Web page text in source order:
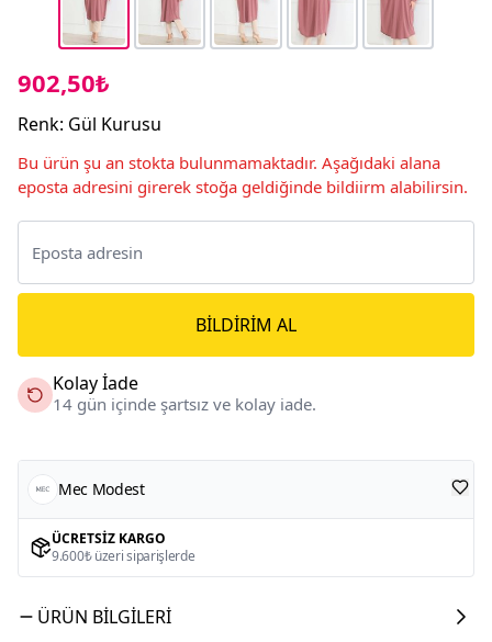
902,50₺
Renk: Gül Kurusu
Bu ürün şu an stokta bulunmamaktadır. Aşağıdaki alana
eposta adresini girerek stoğa geldiğinde bildiirm alabilirsin.
BILDIRIM AL
Kolay İade
14 gün içinde şartsız ve kolay iade.
Mec Modest
ÜCRETSIZ KARGO
9.600₺ üzeri siparişlerde
ÜRÜN BILGILERI